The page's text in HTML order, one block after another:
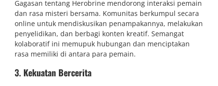
Gagasan tentang Herobrine mendorong interaksi pemain
dan rasa misteri bersama. Komunitas berkumpul secara
online untuk mendiskusikan penampakannya, melakukan
penyelidikan, dan berbagi konten kreatif. Semangat
kolaboratif ini memupuk hubungan dan menciptakan
rasa memiliki di antara para pemain.
3. Kekuatan Bercerita